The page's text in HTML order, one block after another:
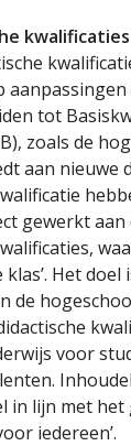
tot
zoals de
aan nieuwe
gewerkt aan
Het doel
de
voor
in lijn met het
iedereen’.